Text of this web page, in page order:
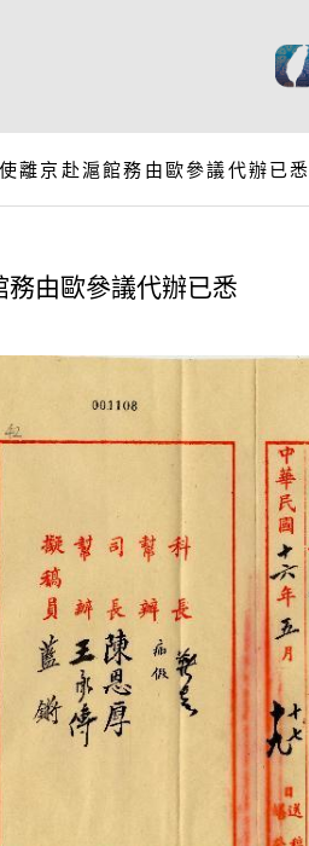
離京赴滬館務由歐參議代辦已悉
由歐參議代辦已悉